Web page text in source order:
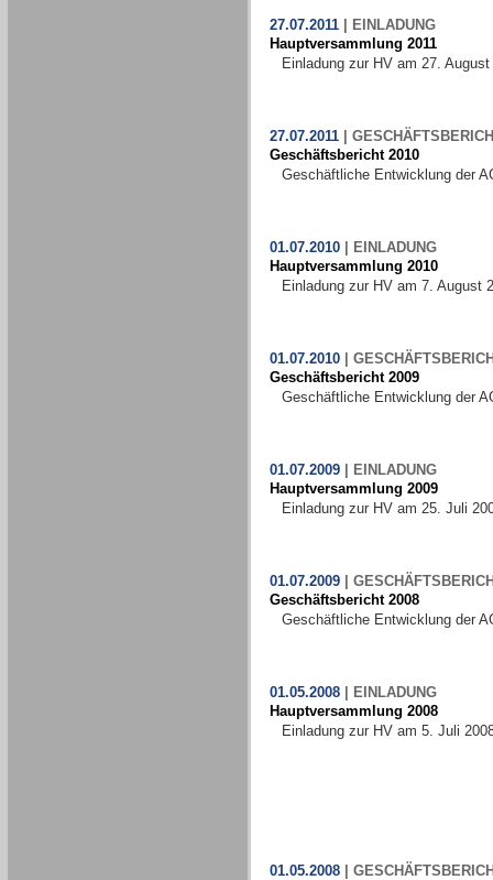
27.07.2011|
EINLADUNG
Hauptversammlung 2011
Einladung zur HV am 27. August
27.07.2011|
Geschäftsbericht 2010
Geschäftliche Entwicklung der
01.07.2010|
EINLADUNG
Hauptversammlung 2010
Einladung zur HV am 7. August
01.07.2010|
Geschäftsbericht 2009
Geschäftliche Entwicklung der
01.07.2009|
EINLADUNG
Hauptversammlung 2009
Einladung zur HV am 25. Juli
01.07.2009|
Geschäftsbericht 2008
Geschäftliche Entwicklung der
01.05.2008|
EINLADUNG
Hauptversammlung 2008
Einladung zur HV am 5. Juli
01.05.2008|